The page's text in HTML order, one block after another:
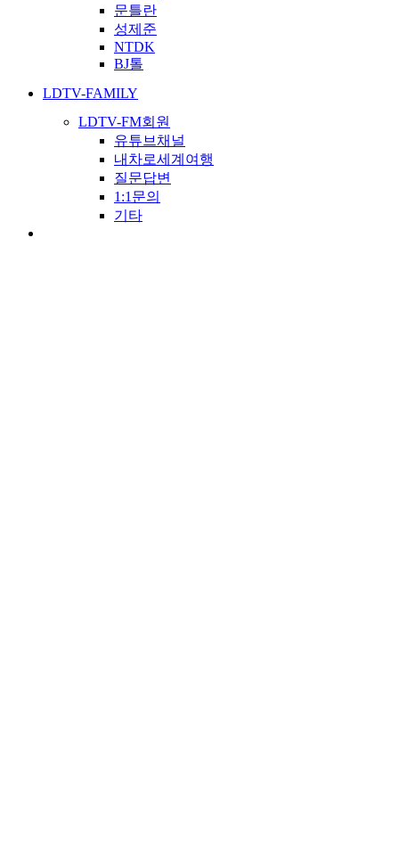
문틀란
성제준
NTDK
BJ톨
LDTV-FAMILY
LDTV-FM회원
유튜브채널
내차로세계여행
질문답변
1:1문의
기타